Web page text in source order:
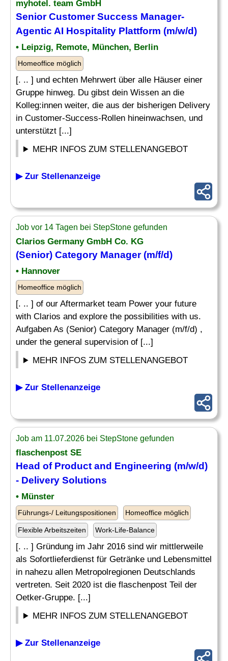
myhotel. team GmbH
Senior Customer Success Manager-
Agentic AI Hospitality Plattform (m/w/d)
• Leipzig, Remote, München, Berlin
Homeoffice möglich
[. .. ] und echten Mehrwert über alle Häuser einer
Gruppe hinweg. Du gibst dein Wissen an die
Kolleg:innen weiter, die aus der bisherigen Delivery
in Customer-Success-Rollen hineinwachsen, und
unterstützt [...]
MEHR INFOS ZUM STELLENANGEBOT
▶ Zur Stellenanzeige
Job vor 14 Tagen bei StepStone gefunden
Clarios Germany GmbH Co. KG
(Senior) Category Manager (m/f/d)
• Hannover
Homeoffice möglich
[. .. ] of our Aftermarket team Power your future
with Clarios and explore the possibilities with us.
Aufgaben As (Senior) Category Manager (m/f/d) ,
under the general supervision of [...]
MEHR INFOS ZUM STELLENANGEBOT
▶ Zur Stellenanzeige
Job am 11.07.2026 bei StepStone gefunden
flaschenpost SE
Head of Product and Engineering (m/w/d)
- Delivery Solutions
• Münster
Führungs-/ Leitungspositionen Homeoffice möglich
Flexible Arbeitszeiten Work-Life-Balance
[. .. ] Gründung im Jahr 2016 sind wir mittlerweile
als Sofortlieferdienst für Getränke und Lebensmittel
in nahezu allen Metropolregionen Deutschlands
vertreten. Seit 2020 ist die flaschenpost Teil der
Oetker-Gruppe. [...]
MEHR INFOS ZUM STELLENANGEBOT
▶ Zur Stellenanzeige